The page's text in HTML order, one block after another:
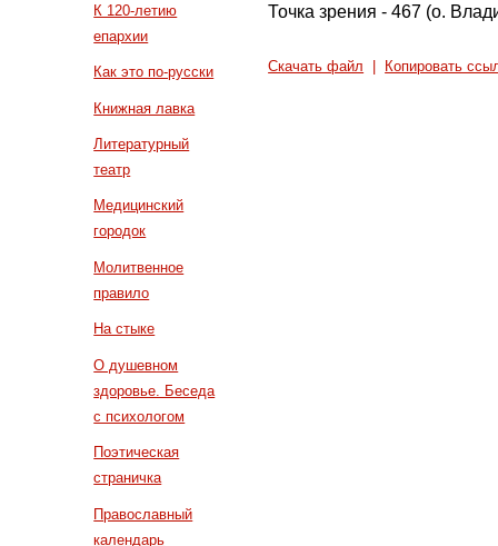
К 120-летию
епархии
Как это по-русски
Книжная лавка
Литературный
театр
Медицинский
городок
Молитвенное
правило
На стыке
О душевном
здоровье. Беседа
с психологом
Поэтическая
страничка
Православный
календарь
Точка зрения - 467 (о.
Скачать файл Копировать